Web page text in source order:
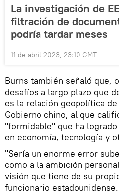
La investigación de
filtración de
podría tardar meses
11 de abril 2023, 23:10 GMT
Burns también señaló que,
desafíos a largo plazo que
es la relación geopolítica
Gobierno chino, al que
"formidable" que ha
en economía, tecnología y
"Sería un enorme error
como a la ambición
visión que tiene de su
funcionario estadounidense.